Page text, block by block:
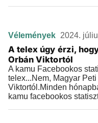
Vélemények 2024.
A telex úgy érzi,
Orbán Viktortól
A kamu Facebookos
telex...Nem, Magyar
Viktortól.Minden
kamu facebookos